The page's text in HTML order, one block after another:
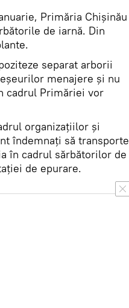
Primăria Chișinău
de iarnă. Din
separat arborii
menajere și nu
cadrul Primăriei vor
organizațiilor și
îndemnați să transporte
în cadrul sărbătorilor de
de epurare.